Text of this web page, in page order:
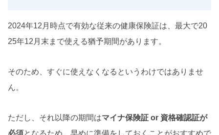
2024年12月時点で有効な従来の健康保険証は、最大で20
25年12月末まで使える猶予期間があります。
そのため、すぐに使えなくなるというわけではありませ
ん。
ただし、それ以降の期間はマイナ保険証 or 資格確認証が
必須となるため、早めに準備をしておくことがおすすめで